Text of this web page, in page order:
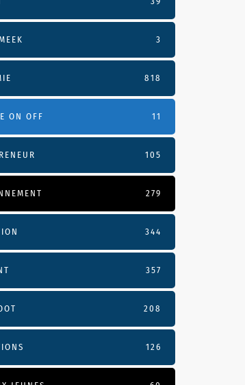
3
818
ON OFF 11
105
279
344
357
208
126